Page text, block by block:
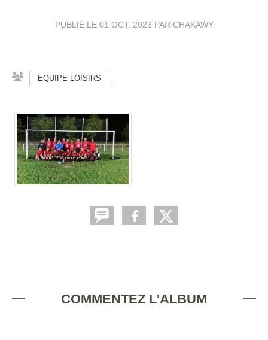
PUBLIÉ LE 01 OCT. 2023 PAR CHAKAWY
EQUIPE LOISIRS
COMMENTEZ L'ALBUM